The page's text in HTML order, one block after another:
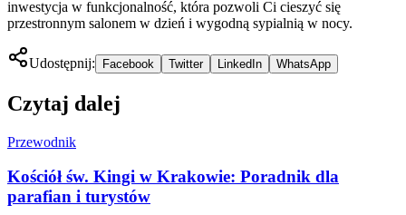
inwestycja w funkcjonalność, która pozwoli Ci cieszyć się
przestronnym salonem w dzień i wygodną sypialnią w nocy.
Udostępnij: Facebook Twitter LinkedIn WhatsApp
Czytaj dalej
Przewodnik
Kościół św. Kingi w Krakowie: Poradnik dla
parafian i turystów